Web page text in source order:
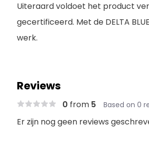
Uiteraard voldoet het product
gecertificeerd. Met de DELTA
werk.
Reviews
0 from 5 Based on 0
Er zijn nog geen reviews